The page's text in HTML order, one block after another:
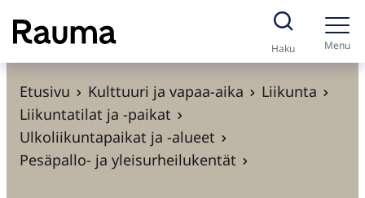
S
i
Haku Menu
Etusivu Kulttuuri ja vapaa-aika
Liikunta
Liikuntatilat ja -paikat
Ulkoliikuntapaikat ja -alueet
Pesäpallo- ja yleisurheilukentät